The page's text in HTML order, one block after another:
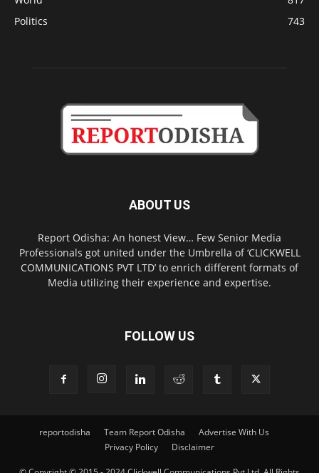
Politics
743
ABOUT US
Report Odisha: An honest View… Few Senior Media
Professionals got united under the Umbrella of ‘CLICKWELL
COMMUNICATIONS PVT LTD’ to enrich different formats of
Media utilizing their experience and expertise.
FOLLOW US
reportodisha Team Report Odisha
Advertise With Us
Privacy Policy
Disclaimer